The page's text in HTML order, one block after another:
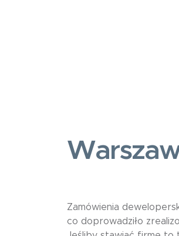
Zamówienia
co doprowadziło